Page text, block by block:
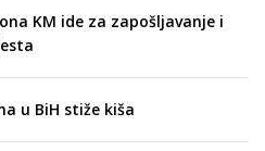
KM ide za zapošljavanje i
u BiH stiže kiša